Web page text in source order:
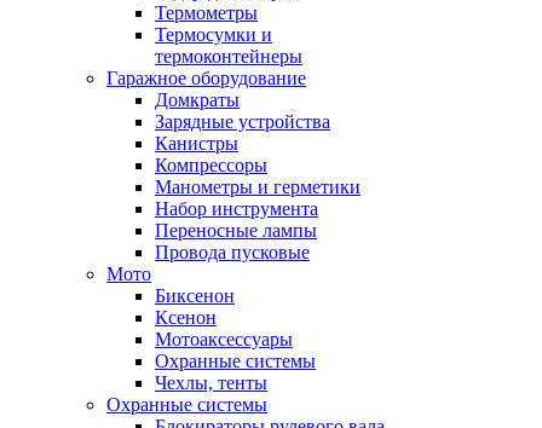
Термометры
Термосумки и
термоконтейнеры
Гаражное оборудование
Домкраты
Зарядные устройства
Канистры
Компрессоры
Манометры и герметики
Набор инструмента
Переносные лампы
Провода пусковые
Мото
Биксенон
Ксенон
Мотоаксессуары
Охранные системы
Чехлы, тенты
Охранные системы